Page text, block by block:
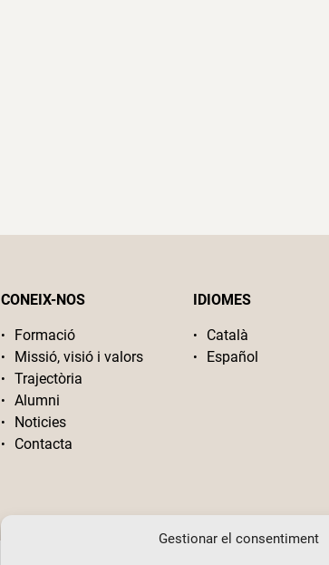
Gestionar el consentiment
CONEIX-NOS
Formació
Missió, visió i valors
Trajectòria
Alumni
Noticies
Contacta
IDIOMES
Català
Español